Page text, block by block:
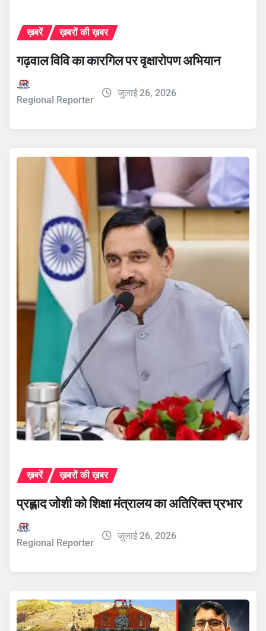
ख़बरें ख़बरों की ख़बर
गढ़वाल विवि का कारगिल पर वृक्षारोपण अभियान
Regional Reporter
जुलाई 26, 2026
ख़बरें ख़बरों की ख़बर
प्रह्लाद जोशी को शिक्षा मंत्रालय का अतिरिक्त प्रभार
Regional Reporter
जुलाई 26, 2026